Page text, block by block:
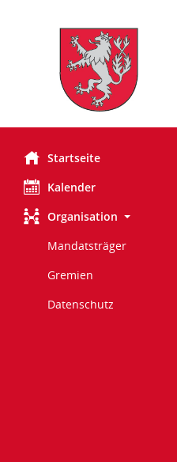
Startseite
Kalender
Organisation
Mandatsträger
Gremien
Datenschutz